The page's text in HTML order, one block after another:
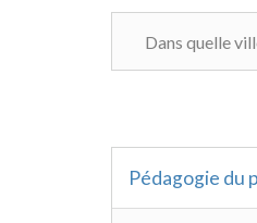
Pédagogie du